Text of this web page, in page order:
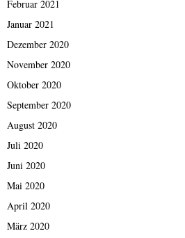
Februar 2021
Januar 2021
Dezember 2020
November 2020
Oktober 2020
September 2020
August 2020
Juli 2020
Juni 2020
Mai 2020
April 2020
März 2020